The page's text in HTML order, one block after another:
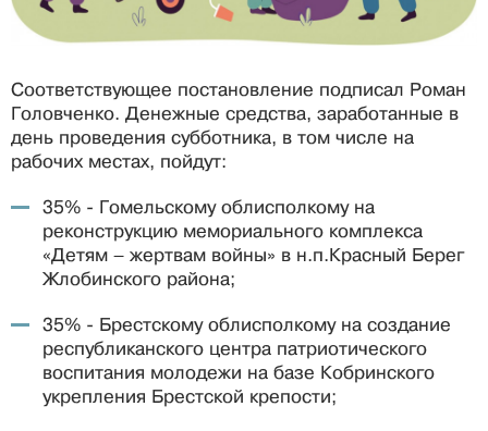
Соответствующее постановление подписал Роман
Головченко. Денежные средства, заработанные в
день проведения субботника, в том числе на
рабочих местах, пойдут:
35% - Гомельскому облисполкому на
реконструкцию мемориального комплекса
«Детям – жертвам войны» в н.п.Красный Берег
Жлобинского района;
35% - Брестскому облисполкому на создание
республиканского центра патриотического
воспитания молодежи на базе Кобринского
укрепления Брестской крепости;